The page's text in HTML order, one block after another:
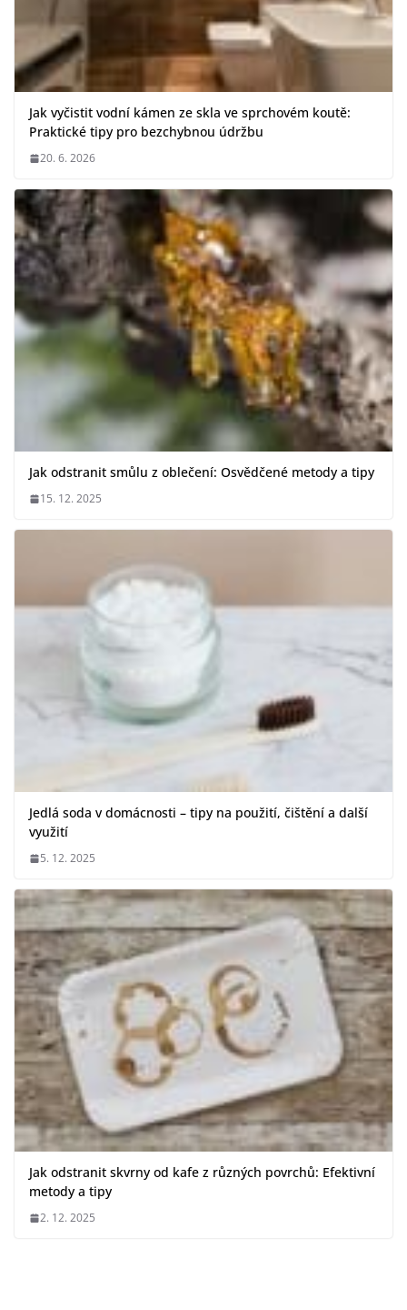
Jak vyčistit vodní kámen ze skla ve sprchovém koutě:
Praktické tipy pro bezchybnou údržbu
20. 6. 2026
Jak odstranit smůlu z oblečení: Osvědčené metody a tipy
15. 12. 2025
Jedlá soda v domácnosti – tipy na použití, čištění a další
využití
5. 12. 2025
Jak odstranit skvrny od kafe z různých povrchů: Efektivní
metody a tipy
2. 12. 2025